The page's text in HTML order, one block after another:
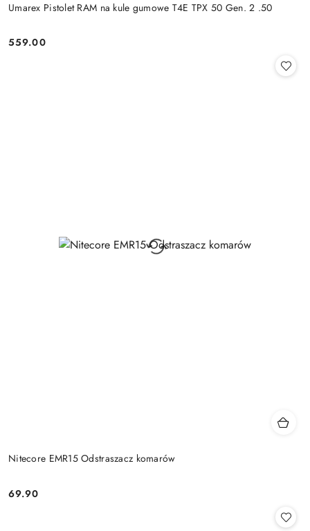
Umarex Pistolet RAM na kule gumowe T4E TPX 50 Gen. 2 .50
Cena:
559.00
Nitecore EMR15 Odstraszacz komarów
Cena:
69.90